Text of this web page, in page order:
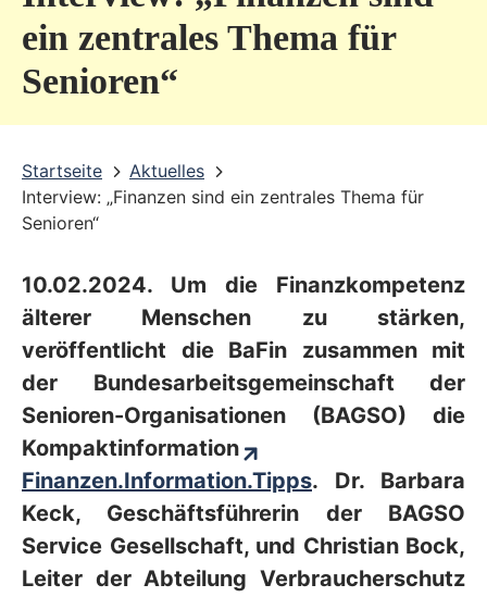
ein zentrales Thema für
Senioren“
Startseite
Aktuelles
Interview: „Finanzen sind ein zentrales Thema für
Senioren“
10.02.2024. Um die Finanzkompetenz
älterer Menschen zu stärken,
veröffentlicht die BaFin zusammen mit
der Bundesarbeitsgemeinschaft der
Senioren-Organisationen (BAGSO) die
Kompaktinformation
Finanzen.Information.Tipps. Dr. Barbara
Keck, Geschäftsführerin der BAGSO
Service Gesellschaft, und Christian Bock,
Leiter der Abteilung Verbraucherschutz